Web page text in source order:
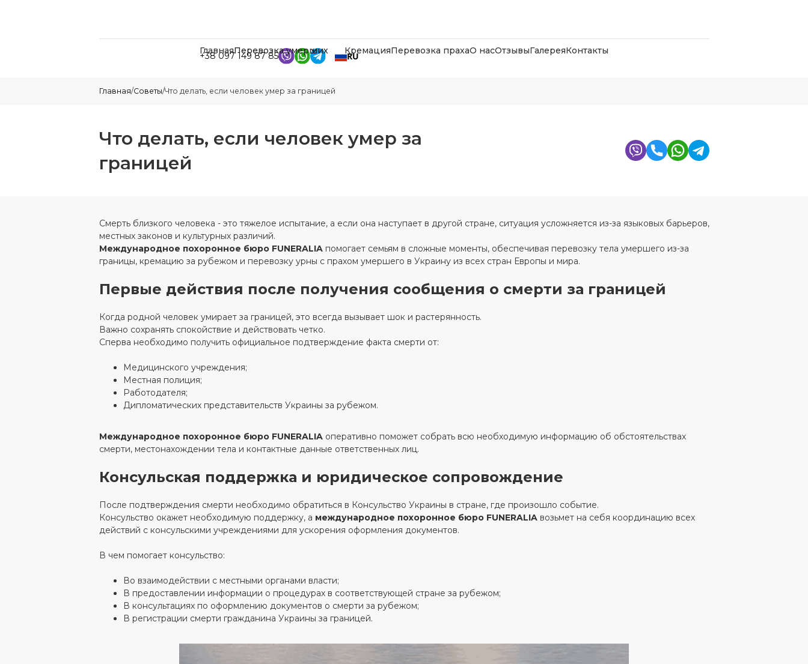
+38 097 149 87 85 RU
ГлавнаяПеревозка умерших КремацияПеревозка прахаО насОтзывыГалереяКонтакты
Главная/Советы/Что делать, если человек умер за границей
Что делать, если человек умер за
границей
Смерть близкого человека - это тяжелое испытание, а если она наступает в другой стране, ситуация усложняется из-за языковых барьеров,
местных законов и культурных различий.
Международное похоронное бюро FUNERALIAпомогает семьям в сложные моменты, обеспечивая перевозку тела умершего из-за
границы, кремацию за рубежом и перевозку урны с прахом умершего в Украину из всех стран Европы и мира.
Первые действия после получения сообщения о смерти за границей
Когда родной человек умирает за границей, это всегда вызывает шок и растерянность.
Важно сохранять спокойствие и действовать четко.
Сперва необходимо получить официальное подтверждение факта смерти от:
Медицинского учреждения;
Местная полиция;
Работодателя;
Дипломатических представительств Украины за рубежом.
Международное похоронное бюро FUNERALIAоперативно поможет собрать всю необходимую информацию об обстоятельствах
смерти, местонахождении тела и контактные данные ответственных лиц.
Консульская поддержка и юридическое сопровождение
После подтверждения смерти необходимо обратиться в Консульство Украины в стране, где произошло событие.
Консульство окажет необходимую поддержку, а международное похоронное бюро FUNERALIAвозьмет на себя координацию всех
действий с консульскими учреждениями для ускорения оформления документов.
В чем помогает консульство:
Во взаимодействии с местными органами власти;
В предоставлении информации о процедурах в соответствующей стране за рубежом;
В консультациях по оформлению документов о смерти за рубежом;
В регистрации смерти гражданина Украины за границей.